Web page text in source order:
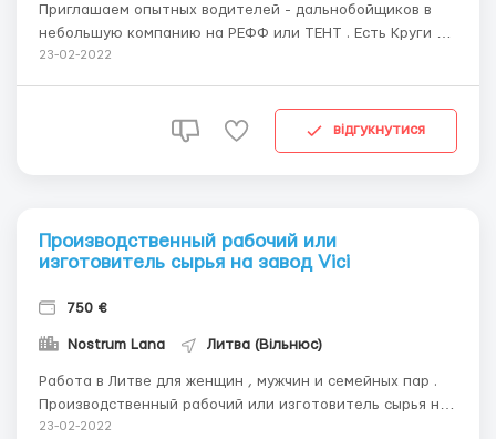
Приглашаем опытных водителей - дальнобойщиков в
небольшую компанию на РЕФФ или ТЕНТ . Есть Круги и
Каденции . г. Каунас Трудоустройство только для
банка , без вычетов! Круги оплата : 1500 ...
23-02-2022
відгукнутися
Производственный рабочий или
изготовитель сырья на завод Vici
750 €
Nostrum Lana Литва (Вільнюс)
Работа в Литве для женщин , мужчин и семейных пар .
Производственный рабочий или изготовитель сырья на
завод Vici Официальное оформление по рабочей визе D
23-02-2022